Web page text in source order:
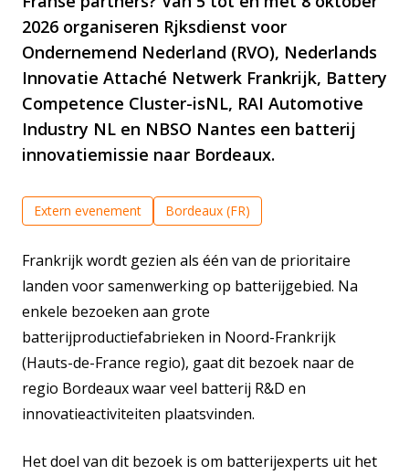
2026 organiseren Rjksdienst voor
Ondernemend Nederland (RVO), Nederlands
Innovatie Attaché Netwerk Frankrijk, Battery
Competence Cluster-isNL, RAI Automotive
Industry NL en NBSO Nantes een batterij
innovatiemissie naar Bordeaux.
Extern evenement Bordeaux (FR)
Frankrijk wordt gezien als één van de prioritaire
landen voor samenwerking op batterijgebied. Na
enkele bezoeken aan grote
batterijproductiefabrieken in Noord-Frankrijk
(Hauts-de-France regio), gaat dit bezoek naar de
regio Bordeaux waar veel batterij R&D en
innovatieactiviteiten plaatsvinden.
Het doel van dit bezoek is om batterijexperts uit het